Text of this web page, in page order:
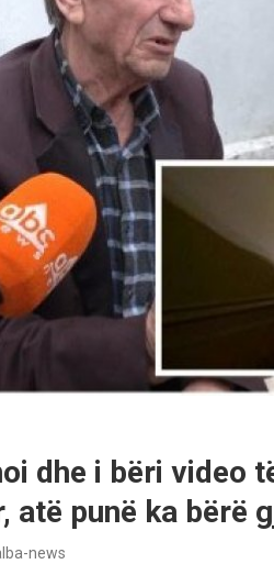
dhe i bëri video
atë punë ka bërë
news